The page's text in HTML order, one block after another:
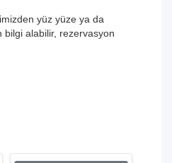
yüz yüze ya da
bilgi alabilir, rezervasyon